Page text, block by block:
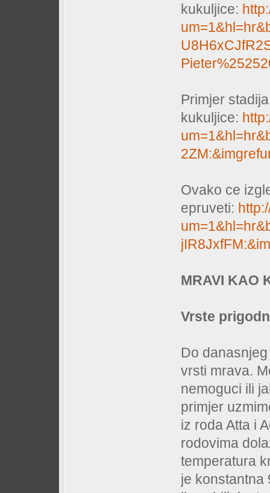
kukuljice:
Primjer
kukuljice:
Ovako ce
epruveti:
MRAVI KAO
Vrste
Do
vrsti mrava.
nemoguci ili
primjer
iz roda Atta i
rodovima
temperatura
je konstantna